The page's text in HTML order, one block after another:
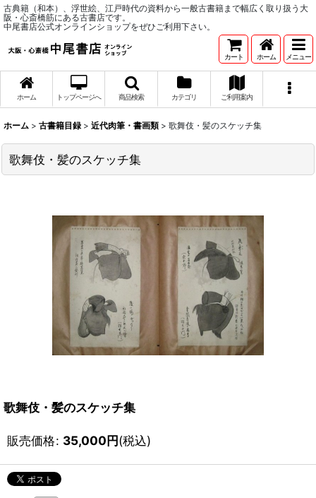
古典籍（和本）、浮世絵、江戸時代の資料から一般古書籍まで幅広く取り扱う大
阪・心斎橋筋にある古書店です。
中尾書店公式オンラインショップをぜひご利用下さい。
カート ホーム メニュー
ホーム トップページへ 商品検索 カテゴリ ご利用案内
ホーム > 古書籍目録 > 近代肉筆・書画類 > 歌舞伎・髪のスケッチ集
歌舞伎・髪のスケッチ集
歌舞伎・髪のスケッチ集
販売価格: 35,000円(税込)